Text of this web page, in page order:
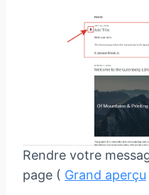
Rendre votre
page ( Grand aperçu